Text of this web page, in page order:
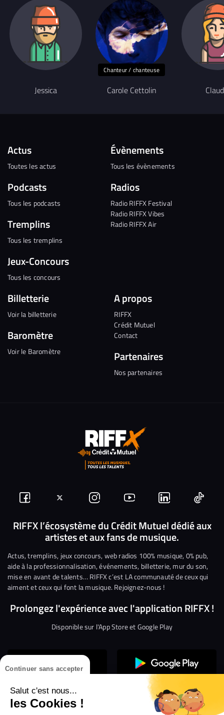
Continuer sans accepter
Salut c'est nous...
les Cookies !
Jessica
Chanteur / chanteuse
Carole Cettolin
Actus
Toutes les actus
Podcasts
Tous les podcasts
Tremplins
Tous les tremplins
Jeux-Concours
Tous les concours
Évènements
Tous les évènements
Radios
Radio RIFFX Festival
Radio RIFFX Vibes
Radio RIFFX Air
Billetterie
Voir la billetterie
Baromètre
Voir le Baromètre
A propos
RIFFX
Crédit Mutuel
Contact
Partenaires
Nos partenaires
Suivez-
nous
Facebook
Suivez-
nous
sur
Twitter
Nous
rejoindre
sur
Instagram
Nous
rejoindre
sur
YouTube
Nous
rejoindre
sur
Linkedin
Nous
RIFFX l’écosystème du Crédit Mutuel dédié aux
artistes et aux fans de musique.
Actus, tremplins, jeux concours, web radios 100% musique, 0% pub,
aide à la professionnalisation, événements, billetterie, mur du son,
mise en avant de talents… RIFFX c’est LA communauté de ceux qui
aiment et ceux qui font la musique. Rejoignez-nous !
Prolongez l'expérience avec l'application RIFFX !
Disponible sur l'App Store et Google Play